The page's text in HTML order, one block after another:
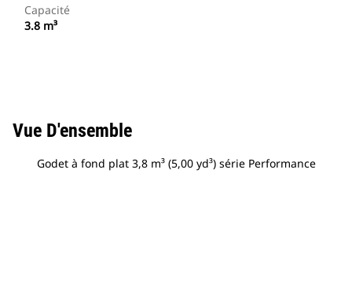
Capacité
3.8 m³
Vue D'ensemble
Godet à fond plat 3,8 m³ (5,00 yd³) série Performance